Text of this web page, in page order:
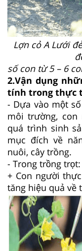
Lợn cỏ A Lưới
số con từ 5 – 6
2.Vận dụng
tính trong thực
- Dựa vào một
môi trường, con
quá trình sinh
mục đích về
nuôi, cây trồng.
- Trong trồng trọt:
+ Con người
tăng hiệu quả về